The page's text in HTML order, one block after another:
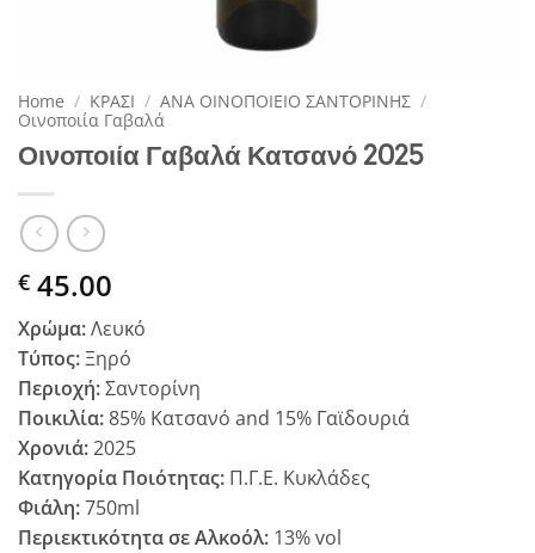
Home / ΚΡΑΣΙ / ΑΝΑ ΟΙΝΟΠΟΙΕΙΟ ΣΑΝΤΟΡΙΝΗΣ /
Οινοποιία Γαβαλά
Οινοποιία Γαβαλά Κατσανό 2025
€ 45.00
Χρώμα:Λευκό
Τύπος:Ξηρό
Περιοχή:Σαντορίνη
Ποικιλία:85% Κατσανό and 15% Γαϊδουριά
Χρονιά:2025
Κατηγορία Ποιότητας: Π.Γ.Ε. Κυκλάδες
Φιάλη:750ml
Περιεκτικότητα σε Αλκοόλ: 13% vol